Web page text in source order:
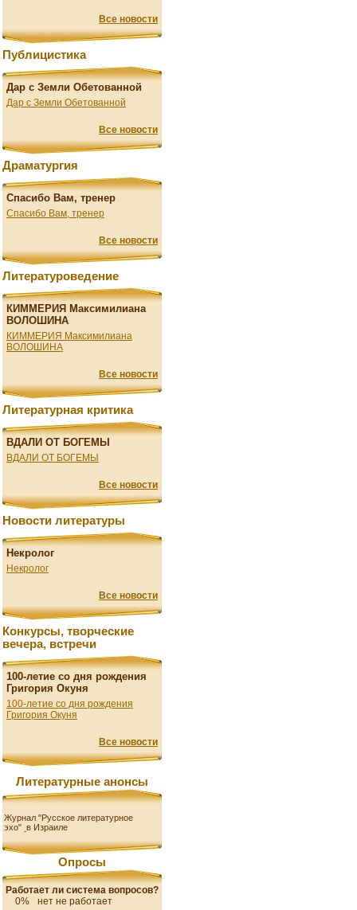
Все новости
Публицистика
Дар с Земли Обетованной
Дар с Земли Обетованной
Все новости
Драматургия
Спасибо Вам, тренер
Спасибо Вам, тренер
Все новости
Литературоведение
КИММЕРИЯ Максимилиана
ВОЛОШИНА
КИММЕРИЯ Максимилиана
ВОЛОШИНА
Все новости
Литературная критика
ВДАЛИ ОТ БОГЕМЫ
ВДАЛИ ОТ БОГЕМЫ
Все новости
Новости литературы
Некролог
Некролог
Все новости
Конкурсы, творческие
вечера, встречи
100-летие со дня рождения
Григория Окуня
100-летие со дня рождения
Григория Окуня
Все новости
Литературные анонсы
Журнал "Русское литературное
эхо" в Израиле
Опросы
Работает ли система вопросов?
0%
нет не работает